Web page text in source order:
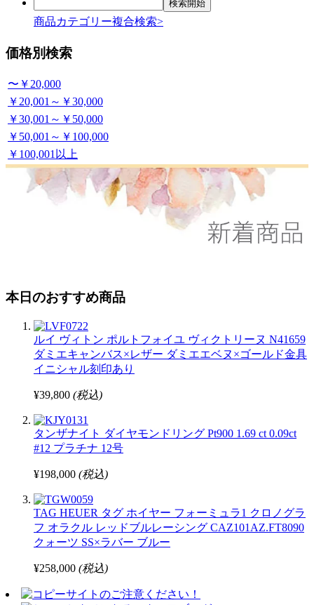
商品カテゴリー複合検索>
価格別検索
〜￥20,000
￥20,001～￥30,000
￥30,001～￥50,000
￥50,001～￥100,000
￥100,001以上
本日のおすすめ商品
ルイ ヴィトン ポルトフォイユ ヴィクトリーヌ N41659
ダミエキャンバス×レザー ダミエエベヌ×ゴールド金具
イニシャル刻印あり
¥39,800 (税込)
タンザナイト ダイヤモンドリング Pt900 1.69 ct 0.09ct
#12 プラチナ 12号
¥198,000 (税込)
TAG HEUER タグ ホイヤー フォーミュラ1 クロノグラ
フ オラクル レッドブルレーシング CAZ101AZ.FT8090
クォーツ SS×ラバー ブルー
¥258,000 (税込)